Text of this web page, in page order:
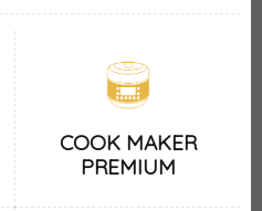
COOK MAKER
PREMIUM